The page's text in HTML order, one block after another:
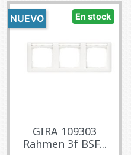
En stock
GIRA 109303
Rahmen 3f BSF...
NUEVO